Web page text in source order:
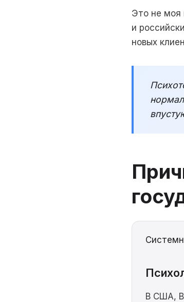
Это не моя
и
новых
В США,